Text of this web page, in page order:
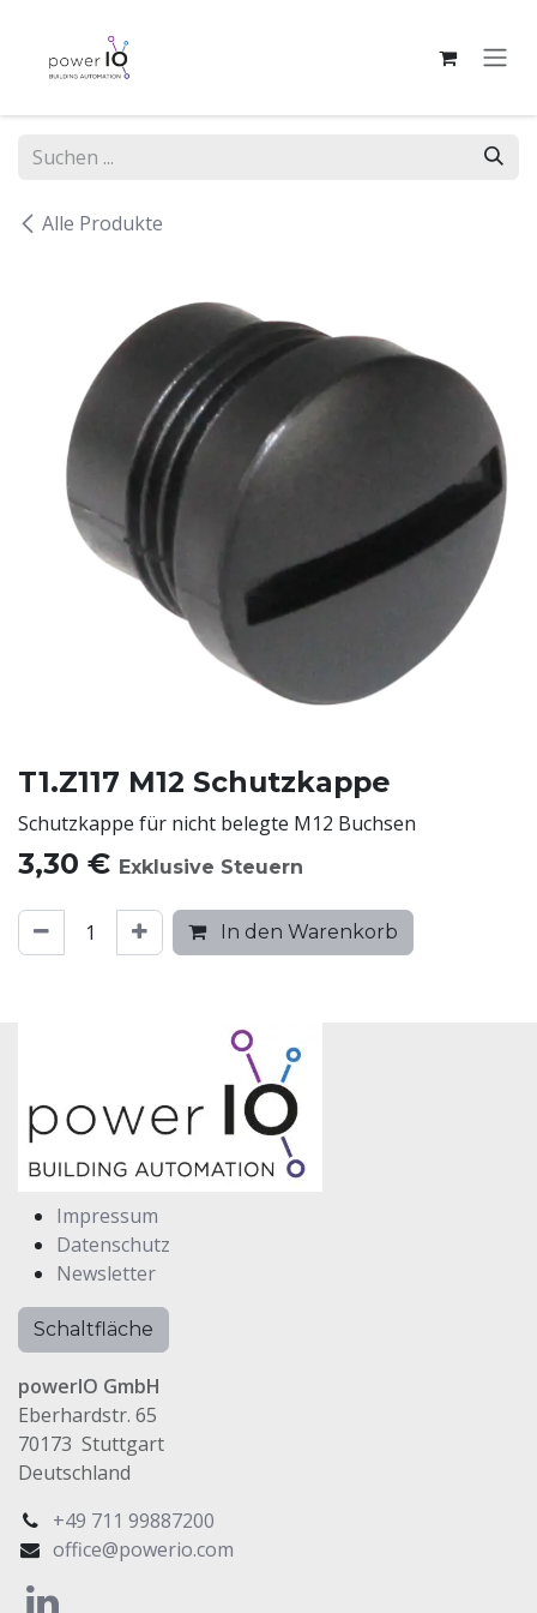
Alle Produkte
T1.Z117 M12 Schutzkappe
Schutzkappe für nicht belegte M12 Buchsen
3,30 € Exklusive Steuern
In den Warenkorb
Impressum
Datenschutz
Newsletter
Schaltfläche
powerIO GmbH
Eberhardstr. 65
70173 Stuttgart
Deutschland
+49 711 99887200
office@powerio.com